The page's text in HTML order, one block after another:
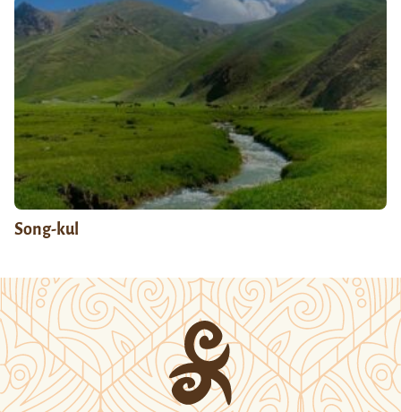
Song-kul